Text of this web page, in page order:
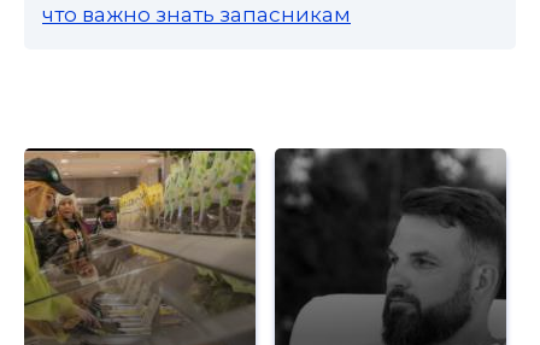
что важно знать запасникам